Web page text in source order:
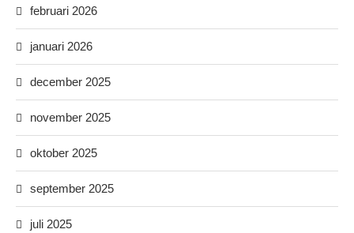
februari 2026
januari 2026
december 2025
november 2025
oktober 2025
september 2025
juli 2025